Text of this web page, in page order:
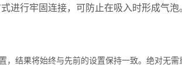
进行牢固连接，可防止在吸入时形成气泡
结果将始终与先前的设置保持一致。绝对无需